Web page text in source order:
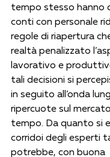
tempo stesso hanno
conti con personale
regole di riapertura
realtà penalizzato
lavorativo e
tali decisioni si
in seguito all’onda
ripercuote sul
tempo. Da quanto si
corridoi degli esperti
potrebbe, con buona